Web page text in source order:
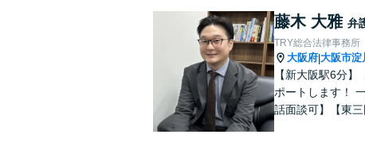
藤木 大雅 弁
TRY総合法律事務所
大阪府|大阪市淀
【新大阪駅6分
ポートします！
話面談可】【東三